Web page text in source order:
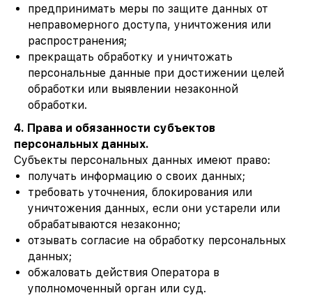
предпринимать меры по защите данных от
неправомерного доступа, уничтожения или
распространения;
прекращать обработку и уничтожать
персональные данные при достижении целей
обработки или выявлении незаконной
обработки.
4. Права и обязанности субъектов
персональных данных.
Субъекты персональных данных имеют право:
получать информацию о своих данных;
требовать уточнения, блокирования или
уничтожения данных, если они устарели или
обрабатываются незаконно;
отзывать согласие на обработку персональных
данных;
обжаловать действия Оператора в
уполномоченный орган или суд.